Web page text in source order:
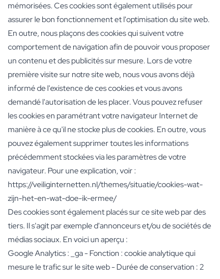
Voulez-vous être mon Témoin ?
Cadeau de Demande en Mariage
Invitation au Mariage
Collecte Enterrement de Vie
Remerciements pour le Mariage
Cadeau d'anniversaire de Mariage
Cadeaux pour les couples mariés
Mise en place de la table
Message sur un cadeau
Carte à Gratter Cadeau
Cadeau pour Elle
Cadeau pour Lui
Cadeau pour Maman
Cadeau pour Papa
Cadeau d'affaires
Horeca
Private Label Spirits
Á propos de nous
Avis
Contact
mémorisées. Ces cookies sont également utilisés pour
assurer le bon fonctionnement et l'optimisation du site web.
En outre, nous plaçons des cookies qui suivent votre
comportement de navigation afin de pouvoir vous proposer
un contenu et des publicités sur mesure. Lors de votre
première visite sur notre site web, nous vous avons déjà
informé de l'existence de ces cookies et vous avons
demandé l'autorisation de les placer. Vous pouvez refuser
les cookies en paramétrant votre navigateur Internet de
manière à ce qu'il ne stocke plus de cookies. En outre, vous
pouvez également supprimer toutes les informations
précédemment stockées via les paramètres de votre
navigateur. Pour une explication, voir :
https://veiliginternetten.nl/themes/situatie/cookies-wat-
zijn-het-en-wat-doe-ik-ermee/
Des cookies sont également placés sur ce site web par des
tiers. Il s'agit par exemple d'annonceurs et/ou de sociétés de
médias sociaux. En voici un aperçu :
Google Analytics : _ga - Fonction : cookie analytique qui
mesure le trafic sur le site web - Durée de conservation : 2